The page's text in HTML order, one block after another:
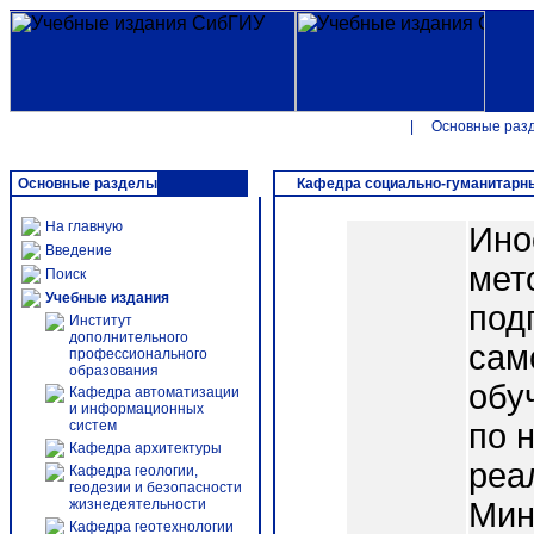
Основные
Основные разделы
На главную
Введение
Поиск
Учебные издания
Институт
дополнительного
профессионального
образования
Кафедра автоматизации
и информационных
систем
Кафедра архитектуры
Кафедра геологии,
геодезии и безопасности
жизнедеятельности
Кафедра геотехнологии
Кафедра социально-
по